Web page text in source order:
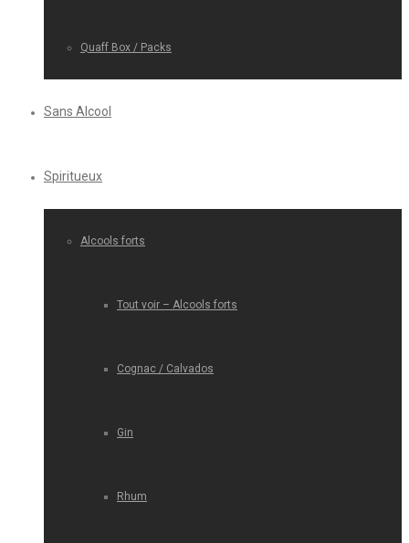
Quaff Box / Packs
Sans Alcool
Spiritueux
Alcools forts
Tout voir – Alcools forts
Cognac / Calvados
Gin
Rhum